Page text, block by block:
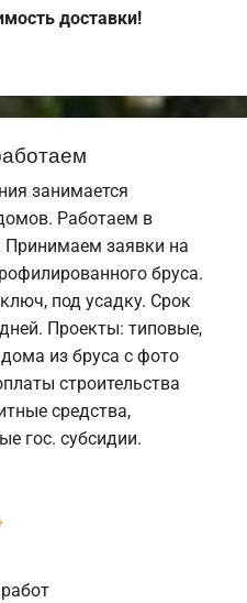
доставки!
занимается
Работаем в
Принимаем заявки на
бруса.
под усадку. Срок
Проекты: типовые,
из бруса с фото
строительства
средства,
гос. субсидии.